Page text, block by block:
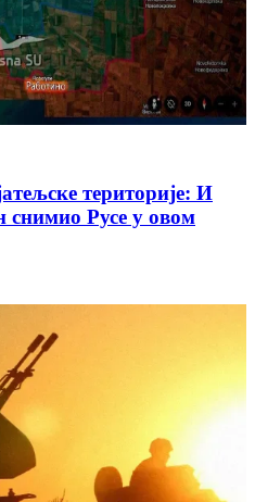
територије: И
снимио Русе у овом